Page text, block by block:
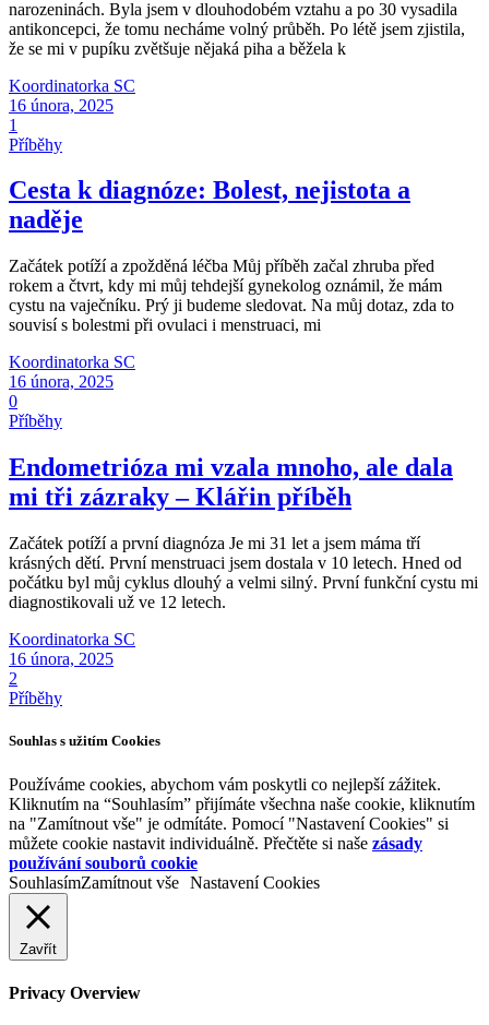
narozeninách. Byla jsem v dlouhodobém vztahu a po 30 vysadila
antikoncepci, že tomu necháme volný průběh. Po létě jsem zjistila,
že se mi v pupíku zvětšuje nějaká piha a běžela k
Koordinatorka SC
16 února, 2025
1
Příběhy
Cesta k diagnóze: Bolest, nejistota a
naděje
Začátek potíží a zpožděná léčba Můj příběh začal zhruba před
rokem a čtvrt, kdy mi můj tehdejší gynekolog oznámil, že mám
cystu na vaječníku. Prý ji budeme sledovat. Na můj dotaz, zda to
souvisí s bolestmi při ovulaci i menstruaci, mi
Koordinatorka SC
16 února, 2025
0
Příběhy
Endometrióza mi vzala mnoho, ale dala
mi tři zázraky – Klářin příběh
Začátek potíží a první diagnóza Je mi 31 let a jsem máma tří
krásných dětí. První menstruaci jsem dostala v 10 letech. Hned od
počátku byl můj cyklus dlouhý a velmi silný. První funkční cystu mi
diagnostikovali už ve 12 letech.
Koordinatorka SC
16 února, 2025
2
Příběhy
Souhlas s užitím Cookies
Používáme cookies, abychom vám poskytli co nejlepší zážitek.
Kliknutím na “Souhlasím” přijímáte všechna naše cookie, kliknutím
na "Zamítnout vše" je odmítáte. Pomocí "Nastavení Cookies" si
můžete cookie nastavit individuálně. Přečtěte si naše zásady
používání souborů cookie
SouhlasímZamítnout vše Nastavení Cookies
Zavřít
Privacy Overview